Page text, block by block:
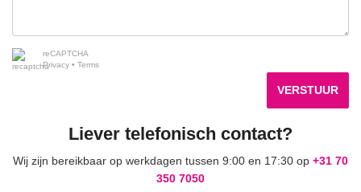
reCAPTCHA
Privacy • Terms
VERSTUUR
Liever telefonisch contact?
Wij zijn bereikbaar op werkdagen tussen 9:00 en 17:30 op +31 70
350 7050